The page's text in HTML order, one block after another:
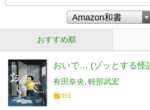
おすすめ順
おいで… (ゾッとする怪
有田奈央 軽部武宏
351